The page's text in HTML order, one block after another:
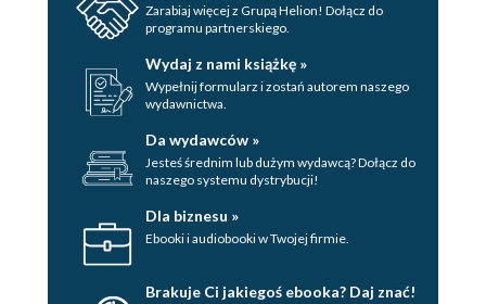
Zarabiaj więcej z Grupą Helion! Dołącz do
programu partnerskiego.
Wydaj z nami książkę »
Wypełnij formularz i zostań autorem naszego
wydawnictwa.
Da wydawców »
Jesteś średnim lub dużym wydawcą? Dołącz do
naszego systemu dystrybucji!
Dla biznesu »
Ebooki i audiobooki w Twojej firmie.
Brakuje Ci jakiegoś ebooka? Daj znać!